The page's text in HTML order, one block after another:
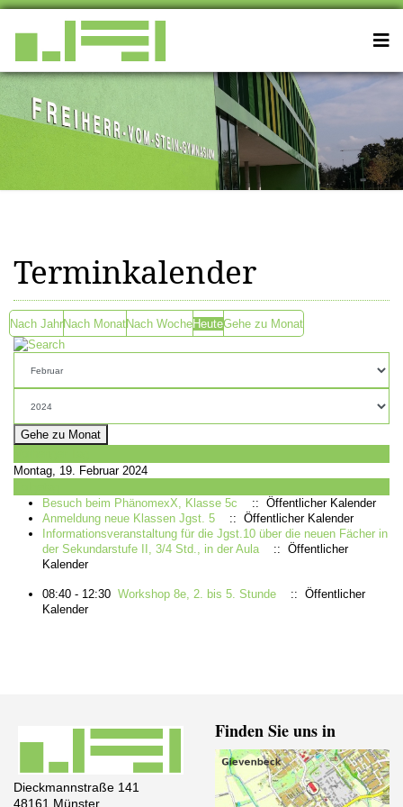
Terminkalender
Nach JahrNach MonatNach WocheHeuteGehe zu Monat
Gehe zu Monat
Montag, 19. Februar 2024
Besuch beim PhänomexX, Klasse 5c
:: Öffentlicher Kalender
Anmeldung neue Klassen Jgst. 5
:: Öffentlicher Kalender
Informationsveranstaltung für die Jgst.10 über die neuen Fächer in
der Sekundarstufe II, 3/4 Std., in der Aula
:: Öffentlicher
Kalender
08:40 - 12:30 Workshop 8e, 2. bis 5. Stunde
:: Öffentlicher
Kalender
Dieckmannstraße 141
48161 Münster
Finden Sie uns in